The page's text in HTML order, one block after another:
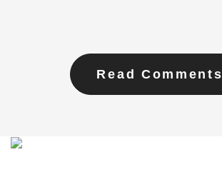
Read Comments